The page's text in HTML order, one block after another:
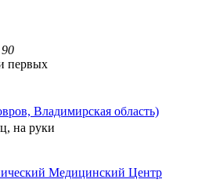
первых
Владимирская область)
на руки
Медицинский Центр